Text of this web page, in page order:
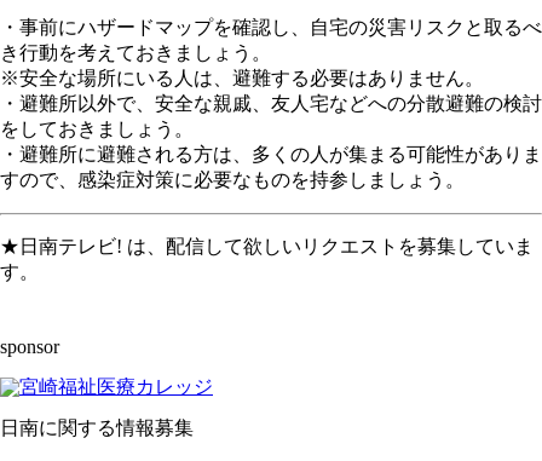
・事前にハザードマップを確認し、自宅の災害リスクと取るべ
き行動を考えておきましょう。
※安全な場所にいる人は、避難する必要はありません。
・避難所以外で、安全な親戚、友人宅などへの分散避難の検討
をしておきましょう。
・避難所に避難される方は、多くの人が集まる可能性がありま
すので、感染症対策に必要なものを持参しましょう。
★日南テレビ! は、配信して欲しいリクエストを募集していま
す。
sponsor
日南に関する情報募集